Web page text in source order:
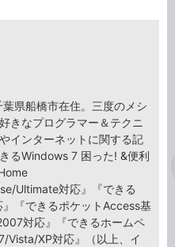
県船橋市在住。三度のメシ
きなプログラマー＆テクニ
インターネットに関する記
るWindows 7 困った! &便利
Ultimate対応』『できる
『できるポケットAccess基
対応』『できるホームペ
Vista/XP対応』（以上、イ